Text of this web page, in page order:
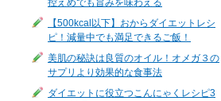
控えめでも旨みを味わえる
【500kcal以下】おからダイエットレシ
ピ！減量中でも満足できるご飯！
美肌の秘訣は良質のオイル！オメガ３の
サプリより効果的な食事法
ダイエットに役立つこんにゃくレシピ3